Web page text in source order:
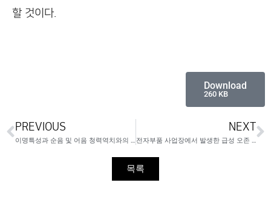
할 것이다.
Download
260 KB
PREVIOUS
이명특성과 순음 및 어음 청력역치와의 관련성
NEXT
전자부품 사업장에서 발생한 급성 오존 노출에 의한 호흡기 증상 7례
목록